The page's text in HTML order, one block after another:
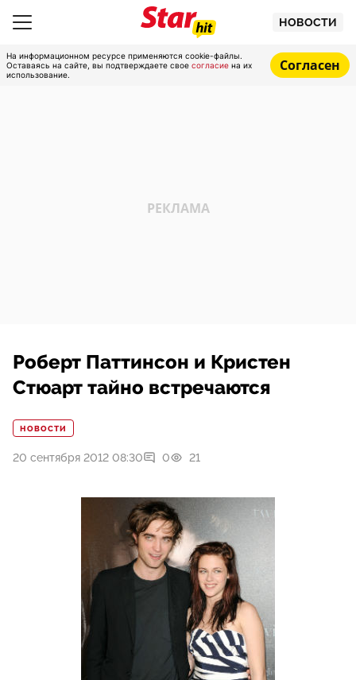
НОВОСТИ
На информационном ресурсе применяются cookie-файлы.
Оставаясь на сайте, вы подтверждаете свое согласие на их
использование.
Согласен
Роберт Паттинсон и Кристен
Стюарт тайно встречаются
НОВОСТИ
20 сентября 2012 08:30 0 21